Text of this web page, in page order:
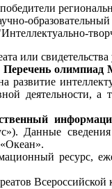
или
Перечень олимпиад
Данные
ресурс,